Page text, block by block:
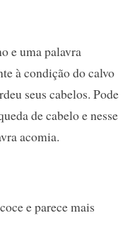
e uma palavra
à condição do calvo
seus cabelos. Pode
de cabelo e nesse
acomia.
e parece mais